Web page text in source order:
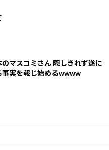
のマスコミさん 隠しきれず遂に
事実を報じ始めるwwww